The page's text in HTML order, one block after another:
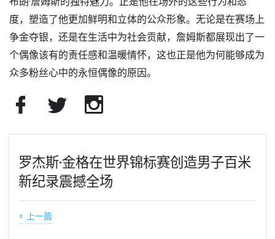
度，塑造了他更加鲜明和立体的公众形象。无论是在赛场上
争金夺银，还是在生活中为社会贡献，詹姆斯都展现出了一
个偶像该有的责任感和温暖情怀，这也正是他为何能够成为
众多粉丝心中的永恒偶像的原因。
罗杰斯·金格在世界锦标赛创造男子百米
新纪录震撼全场
< 上一篇